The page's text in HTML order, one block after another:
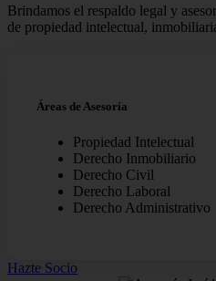
Brindamos el respaldo legal y
de propiedad intelectual,
Áreas de Asesoría
Propiedad Intelectual
Derecho Inmobiliario
Derecho Civil
Derecho Laboral
Derecho Administrativo
Hazte Socio